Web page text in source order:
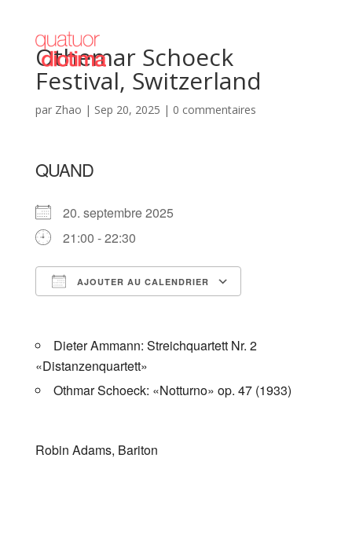
Othemar Schoeck
Festival, Switzerland
par Zhao | Sep 20, 2025 | 0 commentaires
QUAND
20. septembre 2025
21:00 - 22:30
AJOUTER AU CALENDRIER
Dieter Ammann: Streichquartett Nr. 2
«Distanzenquartett»
Othmar Schoeck: «Notturno» op. 47 (1933)
Robin Adams, Bariton